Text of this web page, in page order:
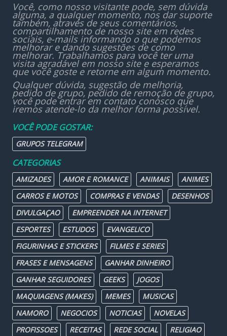
Você, como nosso visitante pode, sem dúvida
alguma, a qualquer momento, nos dar suporte
também, através de seus comentários,
compartilhamento de nosso site em redes
sociais, e-mails informando o que podemos
melhorar e dando sugestões de como
melhorar. Trabalhamos para você ter uma
visita agradável em nosso site e esperamos
que você goste e retorne em algum momento.
Qualquer dúvida, sugestão de melhoria,
pedido de grupo, pedido de remoção de grupo,
você pode entrar em contato conosco que
iremos atende-lo da melhor forma possível.
VOCÊ PODE GOSTAR:
GRUPOS TELEGRAM
CATEGORIAS
AMIZADES AMOR E ROMANCE ANIMAIS
ANIMES
CARROS E MOTOS
COMPRAS E VENDAS
DESENHOS
DIVULGAÇAO
EMPREENDER NA INTERNET
ESPORTES
ESTUDOS
EVANGELICO
FIGURINHAS E STICKERS
FILMES E SERIES
FRASES E MENSAGENS
GANHAR DINHEIRO
GANHAR SEGUIDORES
GEEKS
JOGOS
MAQUIAGENS (MAKES)
MEMES
MUSICAS
NAMORO
NEGOCIOS NOTICIAS
NOVELAS
PROFISSOES
RECEITAS REDE SOCIAL
RELIGIAO